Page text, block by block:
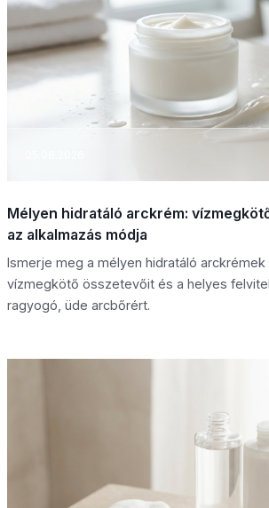
Mélyen hidratáló arckrém:
az alkalmazás módja
Ismerje meg a mélyen hidratáló
vízmegkötő összetevőit és a helyes
ragyogó, üde arcbőrért.